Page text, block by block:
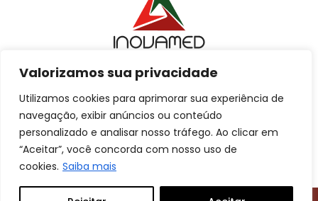
Valorizamos sua privacidade
Utilizamos cookies para aprimorar sua experiência de
navegação, exibir anúncios ou conteúdo
personalizado e analisar nosso tráfego. Ao clicar em
“Aceitar”, você concorda com nosso uso de
cookies. Saiba mais
Localização
Av. Sete de Setembro, 4615, 5º e 8º andar
Batel, Curitiba – PR.
Cotação para treinamentos
Atendimento ao Cliente
Cotação comercial